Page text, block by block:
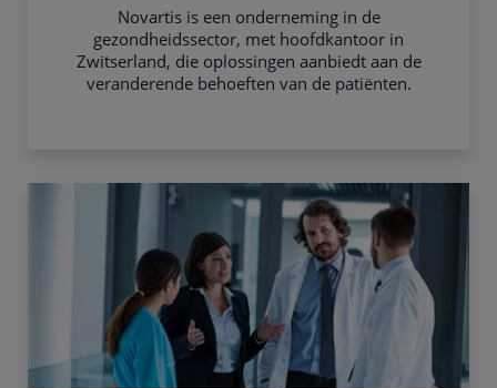
Novartis is een onderneming in de
gezondheidssector, met hoofdkantoor in
Zwitserland, die oplossingen aanbiedt aan de
veranderende behoeften van de patiënten.